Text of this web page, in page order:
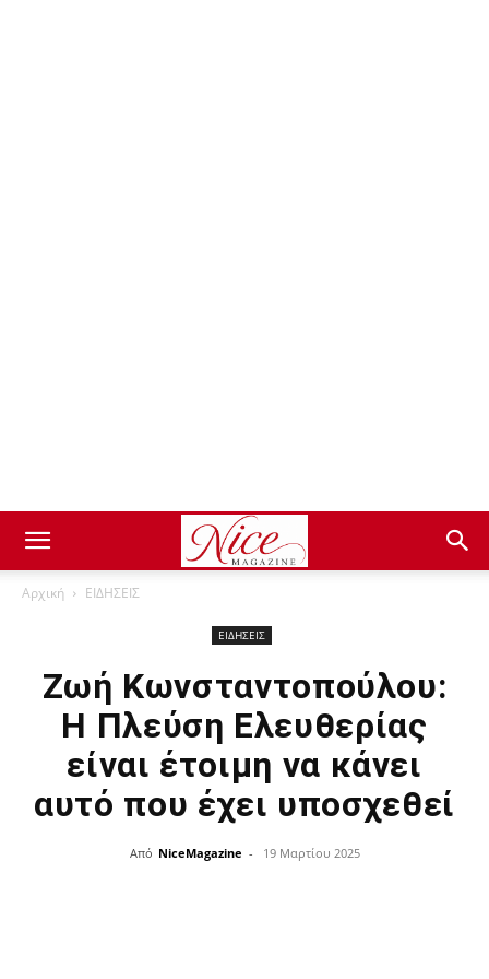
Αρχική ΕΙΔΗΣΕΙΣ
ΕΙΔΗΣΕΙΣ
Ζωή Κωνσταντοπούλου:
Η Πλεύση Ελευθερίας
είναι έτοιμη να κάνει
αυτό που έχει υποσχεθεί
Από NiceMagazine - 19 Μαρτίου 2025